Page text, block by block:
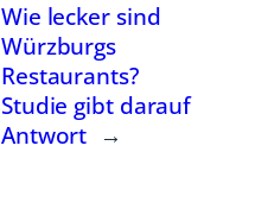
Wie lecker sind
Würzburgs
Restaurants?
Studie gibt darauf
Antwort →